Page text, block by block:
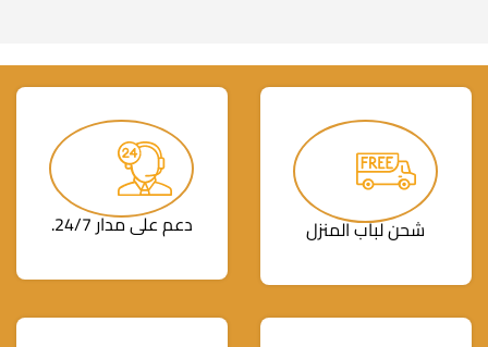
شحن لباب المنزل دعم على مدار 24/7.